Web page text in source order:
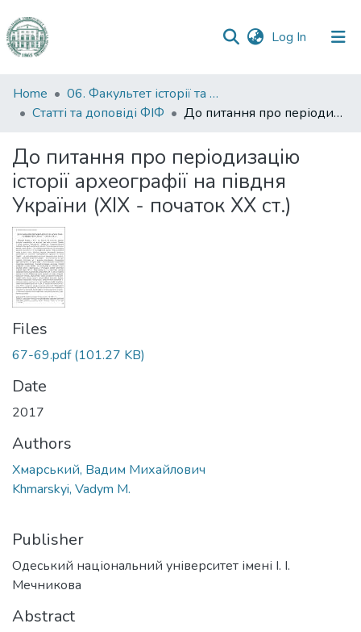
Log In (current)
Communities
&
All of DSpace
Statistics
Home
06. Факультет історії та філософії
Статті та доповіді ФІФ
До питання про періодизацію історії археографії на півдня України (ХІХ - початок ХХ ст.)
До питання про періодизацію
історії археографії на півдня
України (ХІХ - початок ХХ ст.)
Files
67-69.pdf(101.27 KB)
Date
2017
Authors
Хмарський, Вадим Михайлович
Khmarskyi, Vadym M.
Publisher
Одеський національний університет імені І. І.
Мечникова
Abstract